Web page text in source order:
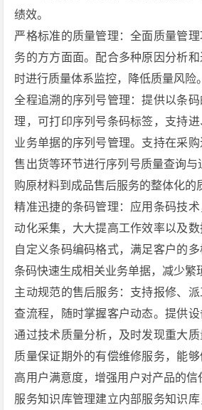
绩效。
严格标准的质量管理：全面质量管
务的方方面面。配合多种原因分析
时进行质量体系监控，降低质量风险。
全程追溯的序列号管理：提供以条
理，可打印序列号条码标签，支持
业务单据的序列号管理。支持在采
售出货等环节进行序列号质量查询与
购原材料到成品售后服务的整体化的
精准迅捷的条码管理：应用条码技
动化采集，大大提高工作效率以及
自定义条码编码格式，满足客户的
条码快速生成相关业务单据，减少繁
主动规范的售后服务：支持报修、
查流程，随时掌握客户动态。提供设
通过技术质量分析，及时发现重大质
质量保证期外的有偿维修服务，能
高用户满意度，增强用户对产品的信
服务知识库管理建立内部服务知识